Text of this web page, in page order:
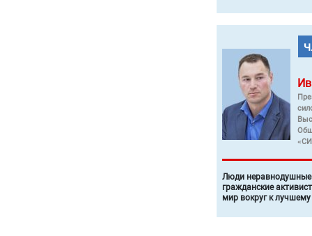
Люди неравнодушные
гражданские
мир вокруг к лучшему